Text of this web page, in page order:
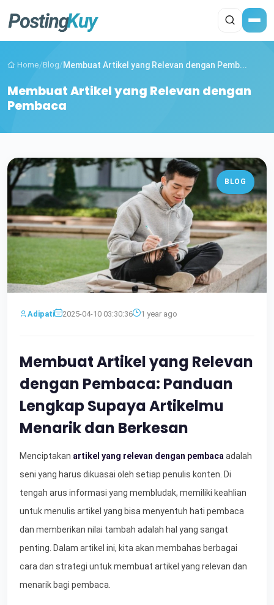
Home/Blog/Membuat Artikel yang Relevan dengan Pemb...
Membuat Artikel yang Relevan dengan
Pembaca
BLOG
Adipati 2025-04-10 03:30:36 1 year ago
Membuat Artikel yang Relevan
dengan Pembaca: Panduan
Lengkap Supaya Artikelmu
Menarik dan Berkesan
Menciptakan artikel yang relevan dengan pembaca adalah
seni yang harus dikuasai oleh setiap penulis konten. Di
tengah arus informasi yang membludak, memiliki keahlian
untuk menulis artikel yang bisa menyentuh hati pembaca
dan memberikan nilai tambah adalah hal yang sangat
penting. Dalam artikel ini, kita akan membahas berbagai
cara dan strategi untuk membuat artikel yang relevan dan
menarik bagi pembaca.